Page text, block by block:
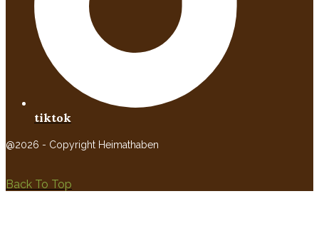
tiktok
@2026 - Copyright Heimathaben
Back To Top